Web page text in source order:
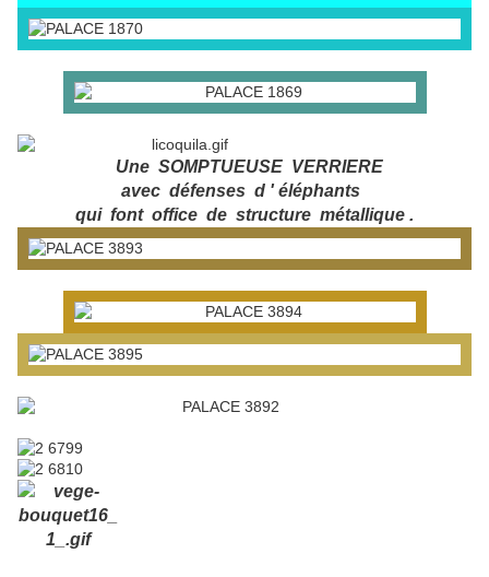
Une SOMPTUEUSE VERRIERE
avec défenses d ' éléphants
qui font office de structure métallique .